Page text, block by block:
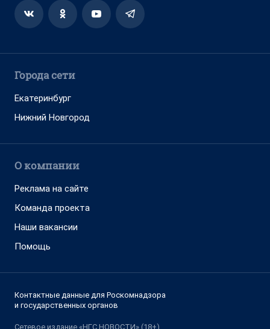
Города сети
Екатеринбург
Нижний Новгород
О компании
Реклама на сайте
Команда проекта
Наши вакансии
Помощь
Контактные данные для Роскомнадзора
и государственных органов
Сетевое издание «НГС.НОВОСТИ» (18+)